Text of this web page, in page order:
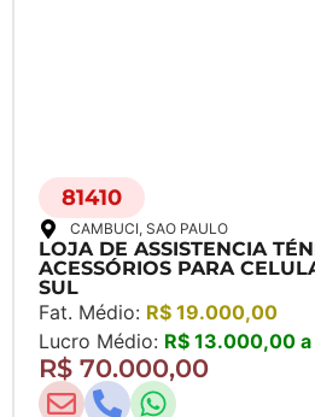
81410
CAMBUCI, SAO PAULO
LOJA DE ASSISTENCIA
ACESSÓRIOS PARA
SUL
Fat. Médio: R$ 19.000,00
Lucro Médio: R$ 13.000,00
R$ 70.000,00